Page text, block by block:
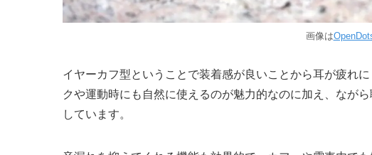
画像は
イヤーカフ型ということで装着感が良いことから耳が疲れ
クや運動時にも自然に使えるのが魅力的なのに加え、なが
しています。